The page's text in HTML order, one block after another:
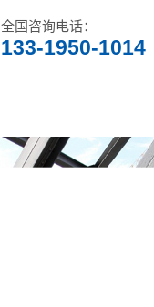
全国咨询电话：
133-1950-1014